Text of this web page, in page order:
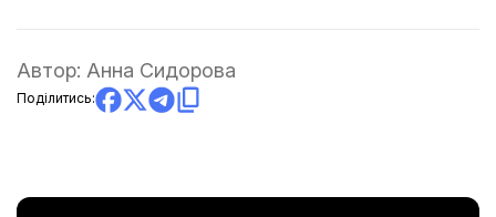
Автор: Анна Сидорова
Поділитись: